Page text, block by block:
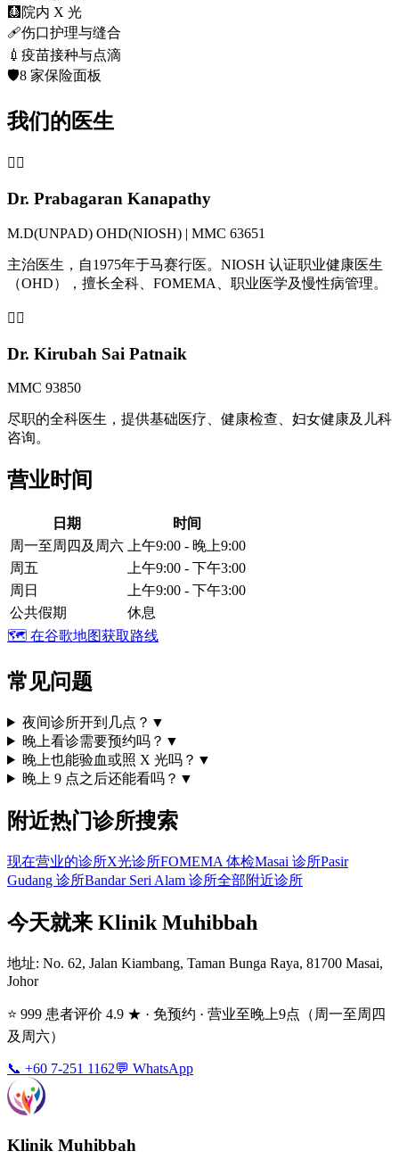
🩻 院内 X 光
🩹伤口护理与缝合
💉 疫苗接种与点滴
🛡️8 家保险面板
我们的医生
👨‍⚕️
Dr. Prabagaran Kanapathy
M.D(UNPAD) OHD(NIOSH) | MMC 63651
主治医生，自1975年于马赛行医。NIOSH 认证职业健康医生
（OHD），擅长全科、FOMEMA、职业医学及慢性病管理。
👩‍⚕️
Dr. Kirubah Sai Patnaik
MMC 93850
尽职的全科医生，提供基础医疗、健康检查、妇女健康及儿科
咨询。
营业时间
日期
时间
周一至周四及周六
上午9:00 - 晚上9:00
周五
上午9:00 - 下午3:00
周日
上午9:00 - 下午3:00
公共假期
休息
🗺️ 在谷歌地图获取路线
常见问题
夜间诊所开到几点？ ▼
晚上看诊需要预约吗？ ▼
晚上也能验血或照 X 光吗？ ▼
晚上 9 点之后还能看吗？ ▼
附近热门诊所搜索
现在营业的诊所X光诊所FOMEMA 体检Masai 诊所Pasir
Gudang 诊所Bandar Seri Alam 诊所全部附近诊所
今天就来 Klinik Muhibbah
地址: No. 62, Jalan Kiambang, Taman Bunga Raya, 81700 Masai,
Johor
⭐ 999 患者评价 4.9 ★ · 免预约 · 营业至晚上9点（周一至周四
及周六）
📞 +60 7-251 1162💬 WhatsApp
Klinik Muhibbah